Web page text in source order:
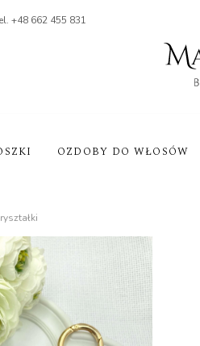
+48 662 455 831
OZDOBY DO WŁOSÓW